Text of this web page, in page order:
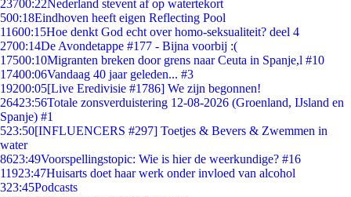
23700:22Nederland stevent af op watertekort
500:18Eindhoven heeft eigen Reflecting Pool
11600:15Hoe denkt God echt over homo-seksualiteit? deel 4
2700:14De Avondetappe #177 - Bijna voorbij :(
17500:10Migranten breken door grens naar Ceuta in Spanje,l #10
17400:06Vandaag 40 jaar geleden... #3
19200:05[Live Eredivisie #1786] We zijn begonnen!
26423:56Totale zonsverduistering 12-08-2026 (Groenland, IJsland en
Spanje) #1
523:50[INFLUENCERS #297] Toetjes & Bevers & Zwemmen in
water
8623:49Voorspellingstopic: Wie is hier de weerkundige? #16
11923:47Huisarts doet haar werk onder invloed van alcohol
323:45Podcasts